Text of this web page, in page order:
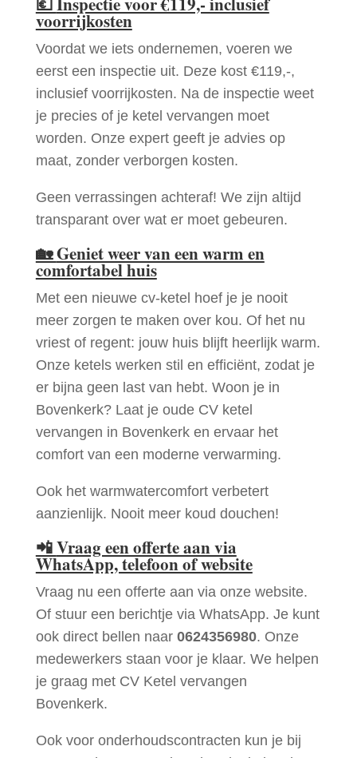
voorrijkosten
Voordat we iets ondernemen, voeren we
eerst een inspectie uit. Deze kost €119,-,
inclusief voorrijkosten. Na de inspectie weet
je precies of je ketel vervangen moet
worden. Onze expert geeft je advies op
maat, zonder verborgen kosten.
Geen verrassingen achteraf! We zijn altijd
transparant over wat er moet gebeuren.
🏡Geniet weer van een warm en
comfortabel huis
Met een nieuwe cv-ketel hoef je je nooit
meer zorgen te maken over kou. Of het nu
vriest of regent: jouw huis blijft heerlijk warm.
Onze ketels werken stil en efficiënt, zodat je
er bijna geen last van hebt. Woon je in
Bovenkerk? Laat je oude CV ketel
vervangen in Bovenkerk en ervaar het
comfort van een moderne verwarming.
Ook het warmwatercomfort verbetert
aanzienlijk. Nooit meer koud douchen!
📲Vraag een offerte aan via
WhatsApp, telefoon of website
Vraag nu een offerte aan via onze website.
Of stuur een berichtje via WhatsApp. Je kunt
ook direct bellen naar 0624356980. Onze
medewerkers staan voor je klaar. We helpen
je graag met CV Ketel vervangen
Bovenkerk.
Ook voor onderhoudscontracten kun je bij